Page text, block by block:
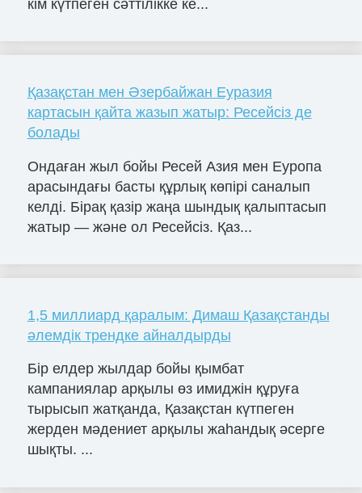
кім күтпеген сәттілікке ке...
Қазақстан мен Әзербайжан Еуразия
картасын қайта жазып жатыр: Ресейсіз де
болады
Ондаған жыл бойы Ресей Азия мен Еуропа
арасындағы басты құрлық көпірі саналып
келді. Бірақ қазір жаңа шындық қалыптасып
жатыр — және ол Ресейсіз. Қаз...
1,5 миллиард қаралым: Димаш Қазақстанды
әлемдік трендке айналдырды
Бір елдер жылдар бойы қымбат
кампаниялар арқылы өз имиджін құруға
тырысып жатқанда, Қазақстан күтпеген
жерден мәдениет арқылы жаһандық әсерге
шықты. ...